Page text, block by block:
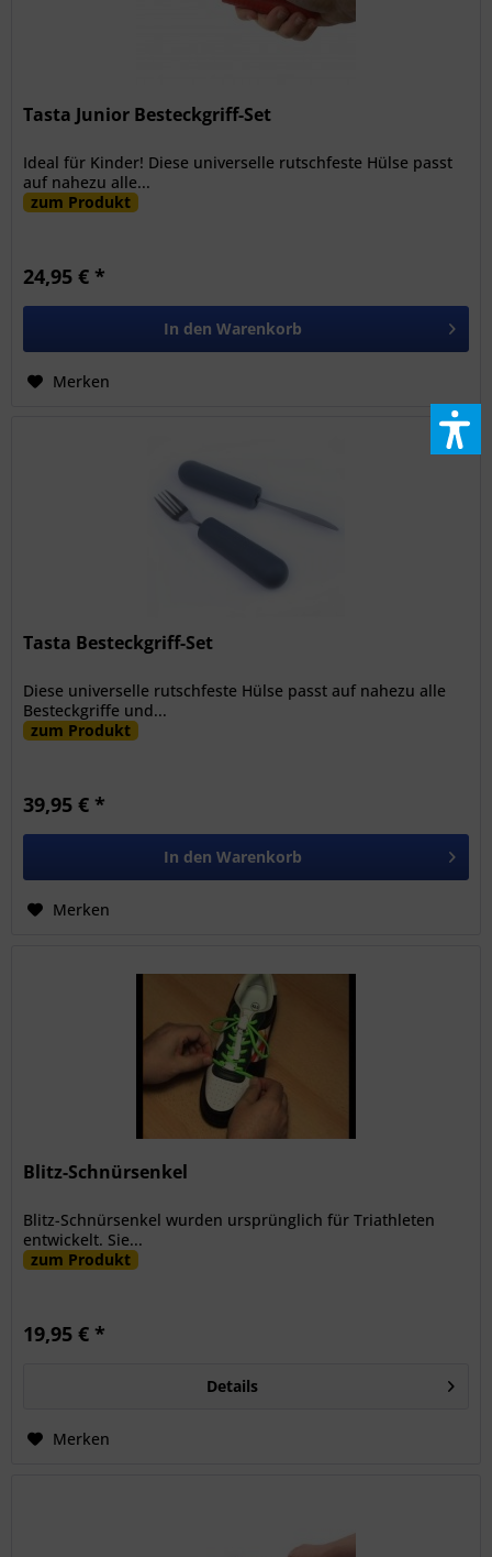
Tasta Junior Besteckgriff-Set
Ideal für Kinder! Diese universelle rutschfeste Hülse passt
auf nahezu alle...
zum Produkt
24,95 € *
In den Warenkorb
Merken
Tasta Besteckgriff-Set
Diese universelle rutschfeste Hülse passt auf nahezu alle
Besteckgriffe und...
zum Produkt
39,95 € *
In den Warenkorb
Merken
Blitz-Schnürsenkel
Blitz-Schnürsenkel wurden ursprünglich für Triathleten
entwickelt. Sie...
zum Produkt
19,95 € *
Details
Merken